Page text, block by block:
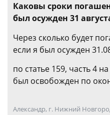
Каковы сроки
был осужден 31
Через сколько будет
если я был осужден
по статье 159, часть 4
был освобожден по
Александр, г. Нижний